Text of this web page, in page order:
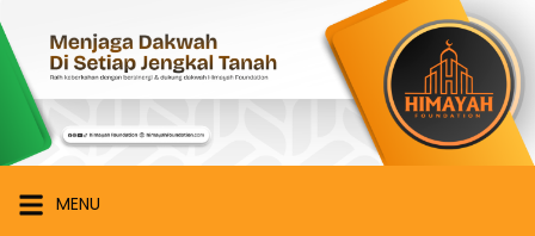
to
content
Himayah
Foundation
Menjaga
Dakwah
di
Setiap
Jengkal
MENU